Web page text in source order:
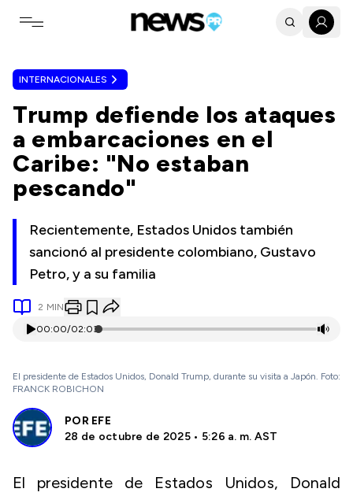
Toggle navigation menu
INTERNACIONALES
Trump defiende los ataques
a embarcaciones en el
Caribe: "No estaban
pescando"
Recientemente, Estados Unidos también
sancionó al presidente colombiano, Gustavo
Petro, y a su familia
2 MIN
00:00/02:03
El presidente de Estados Unidos, Donald Trump, durante su visita a Japón. Foto:
FRANCK ROBICHON
POR EFE
28 de octubre de 2025 • 5:26 a. m. AST
El presidente de Estados Unidos, Donald